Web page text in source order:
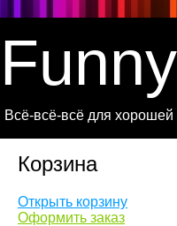
Всё-всё-всё для
Корзина
Открыть корзину
Оформить заказ